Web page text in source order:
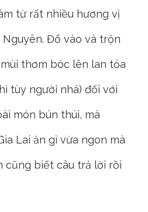
từ rất nhiều hương vị
Đổ vào và trộn
thơm bóc lên lan tỏa
tùy người nhá) đối với
món bún thúi, mà
Lai ăn gì vừa ngon mà
cũng biết câu trả lời rồi